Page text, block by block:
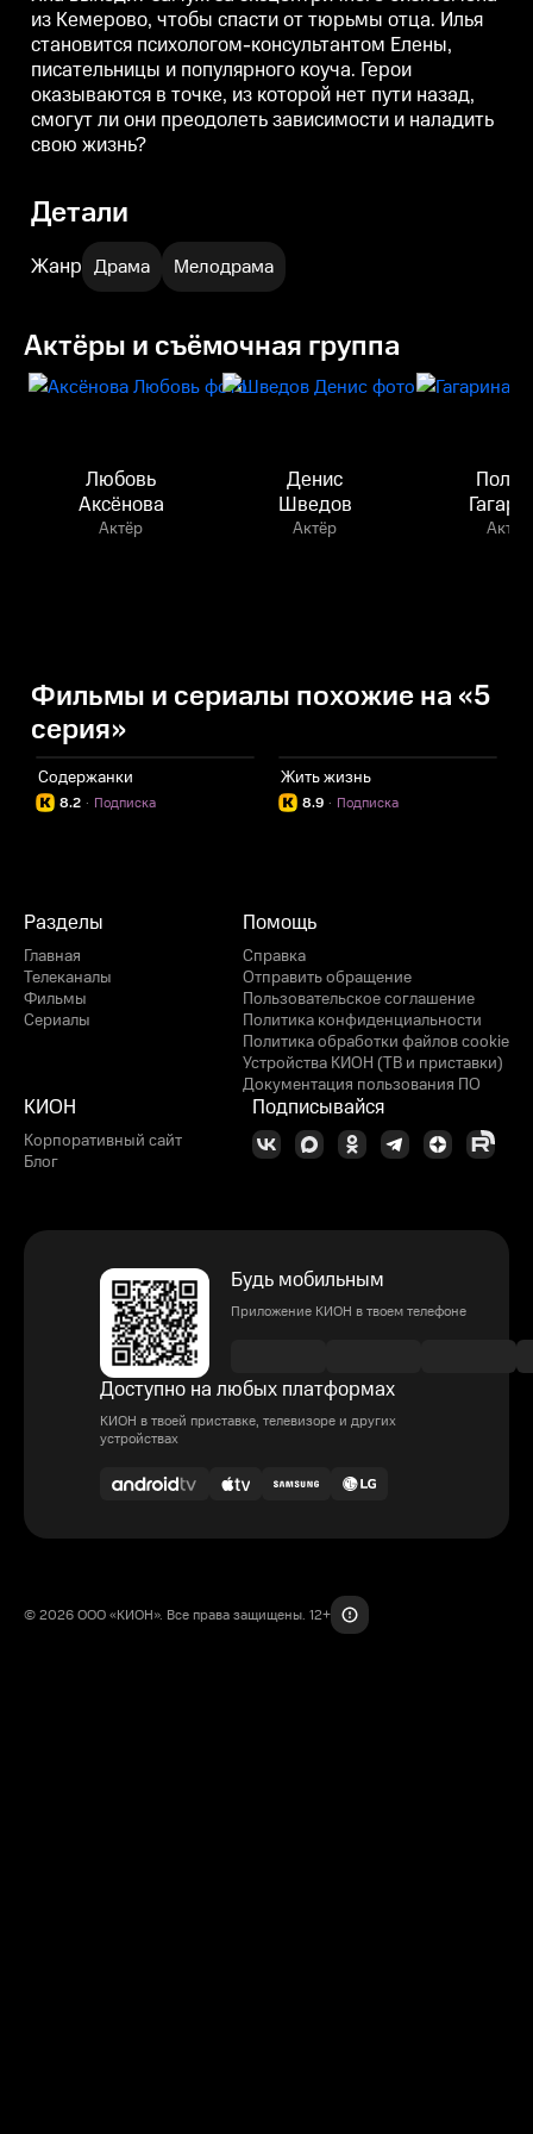
из Кемерово, чтобы спасти от тюрьмы отца. Илья
становится психологом-консультантом Елены,
писательницы и популярного коуча. Герои
оказываются в точке, из которой нет пути назад,
смогут ли они преодолеть зависимости и наладить
свою жизнь?
Детали
Жанр Драма Мелодрама
Актёры и съёмочная группа
Любовь
Аксёнова
Актёр
Денис
Шведов
Актёр Актёр
Фильмы и сериалы похожие на «5
серия»
Содержанки
8.2 Подписка
·
Жить жизнь
8.9 Подписка
·
Разделы
Главная
Телеканалы
Фильмы
Сериалы
Помощь
Справка
Отправить обращение
Пользовательское соглашение
Политика конфиденциальности
Политика обработки файлов cookie
Устройства КИОН (ТВ и приставки)
Документация пользования ПО
КИОН
Корпоративный сайт
Блог
Подписывайся
Будь мобильным
Приложение КИОН в твоем телефоне
Доступно на любых платформах
КИОН в твоей приставке, телевизоре и других
устройствах
© 2026 ООО «КИОН». Все права защищены. 12+